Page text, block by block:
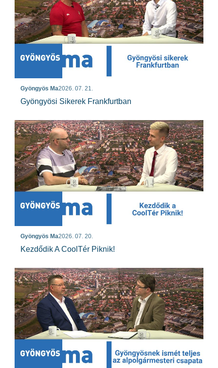
Gyöngyös Ma2026. 07. 21.
Gyöngyösi Sikerek Frankfurtban
Gyöngyös Ma2026. 07. 20.
Kezdődik A CoolTér Piknik!